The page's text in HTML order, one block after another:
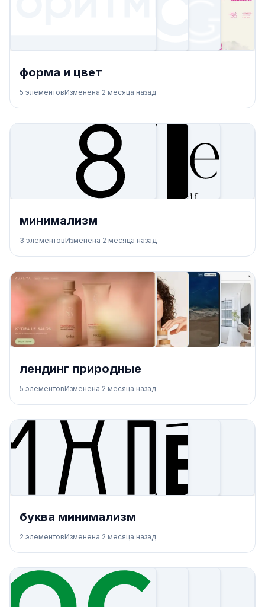
форма и цвет
5 элементовИзменена 2 месяца назад
минимализм
3 элементовИзменена 2 месяца назад
лендинг природные
5 элементовИзменена 2 месяца назад
буква минимализм
2 элементовИзменена 2 месяца назад